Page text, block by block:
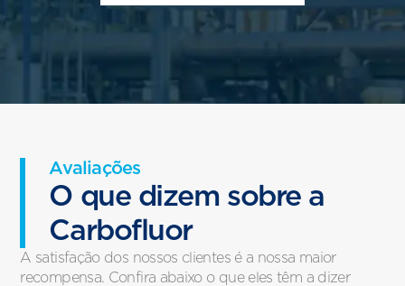
Avaliações
O que dizem sobre a
Carbofluor
A satisfação dos nossos clientes é a nossa maior
recompensa. Confira abaixo o que eles têm a dizer